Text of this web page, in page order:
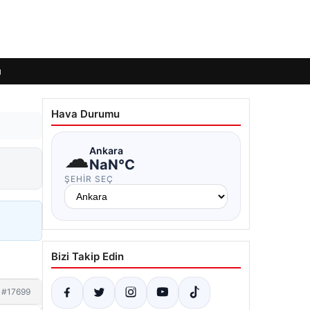
#17699
Hava Durumu
☁Ankara
NaN°C
ŞEHIR SEÇ
Bizi Takip Edin